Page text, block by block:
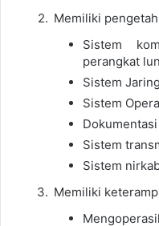
Memiliki
Sistem
perangkat
Sistem
Sistem
Sistem
Sistem
Memiliki